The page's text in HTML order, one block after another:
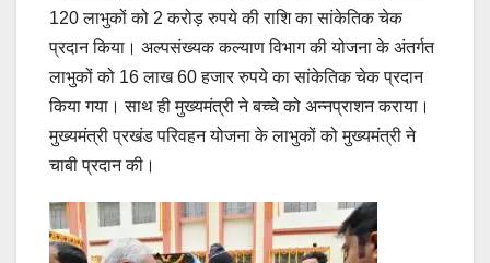
120 लाभुकों को 2 करोड़ रुपये की राशि का सांकेतिक चेक
प्रदान किया। अल्पसंख्यक कल्याण विभाग की योजना के अंतर्गत
लाभुकों को 16 लाख 60 हजार रुपये का सांकेतिक चेक प्रदान
किया गया। साथ ही मुख्यमंत्री ने बच्चे को अन्नप्राशन कराया।
मुख्यमंत्री प्रखंड परिवहन योजना के लाभुकों को मुख्यमंत्री ने
चाबी प्रदान की।